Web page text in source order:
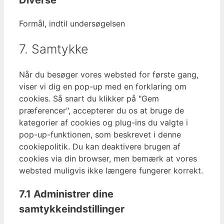
Formål, indtil undersøgelsen
Consent
to
diverse
7. Samtykke
Når du besøger vores websted for første gang,
viser vi dig en pop-up med en forklaring om
cookies. Så snart du klikker på "Gem
præferencer", accepterer du os at bruge de
kategorier af cookies og plug-ins du valgte i
pop-up-funktionen, som beskrevet i denne
cookiepolitik. Du kan deaktivere brugen af ​​
cookies via din browser, men bemærk at vores
websted muligvis ikke længere fungerer korrekt.
7.1 Administrer dine
samtykkeindstillinger